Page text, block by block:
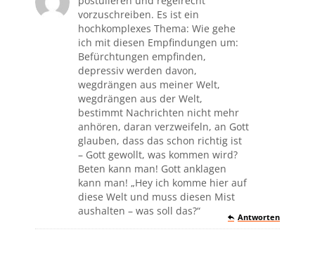
vorzuschreiben. Es ist ein
hochkomplexes Thema: Wie gehe
ich mit diesen Empfindungen um:
Befürchtungen empfinden,
depressiv werden davon,
wegdrängen aus meiner Welt,
wegdrängen aus der Welt,
bestimmt Nachrichten nicht mehr
anhören, daran verzweifeln, an Gott
glauben, dass das schon richtig ist
– Gott gewollt, was kommen wird?
Beten kann man! Gott anklagen
kann man! „Hey ich komme hier auf
diese Welt und muss diesen Mist
aushalten – was soll das?“
Antworten